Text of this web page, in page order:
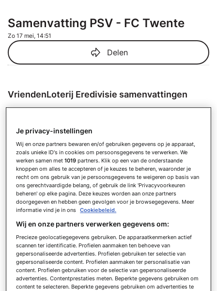
Samenvatting PSV - FC Twente
Zo 17 mei, 14:51
Delen
VriendenLoterij Eredivisie samenvattingen
Samenvatting Sparta Rotterdam -
Vandaag
Samenvatting AZ - ADO Den Haag
Za 8 augustus
Samenvatting PSV - Fortuna Sittard
Za 8 augustus
Samenvatting Go Ahead Eagles -
Willem II
Za 8 augustus
Samenvatting N.E.C. - Telstar
Za 8 augustus
Samenvatting SC Cambuur - Excelsior
Vr 7 augustus
Samenvatting Ajax - FC Utrecht
Zo 24 mei
Je privacy-instellingen
Wij en onze partners bewaren en/of gebruiken gegevens op je apparaat,
zoals unieke ID's in cookies om persoonsgegevens te verwerken. We
werken samen met1019 partners. Klik op een van de onderstaande
knoppen om alles te accepteren of je keuzes te beheren, waaronder je
recht om ons gebruik van je persoonsgegevens te weigeren op basis van
ons gerechtvaardigde belang, of gebruik de link 'Privacyvoorkeuren
beheren' op elke pagina. Deze keuzes worden aan onze partners
doorgegeven en hebben geen gevolgen voor je browsegegevens. Meer
informatie vind je in ons Cookiebeleid.
Wij en onze partners verwerken gegevens om:
Precieze geolocatiegegevens gebruiken. De apparaatkenmerken actief
scannen ter identificatie. Profielen aanmaken ten behoeve van
gepersonaliseerde advertenties. Profielen gebruiken ter selectie van
gepersonaliseerde content. Profielen aanmaken ter personalisatie van
content. Profielen gebruiken voor de selectie van gepersonaliseerde
advertenties. Contentprestaties meten. Beperkte gegevens gebruiken om
content te selecteren. Beperkte gegevens gebruiken om advertenties te